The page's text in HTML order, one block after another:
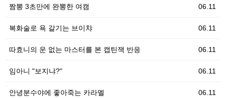
06.11
짬뽕 3초만에 완뽕한 여캠
06.11
복화술로 욕 갈기는 브이챠
06.11
따효니의 운 없는 마스터를 본 캡틴잭 반응
06.11
임아니 "보지냐?"
06.11
안녕분수야에 좋아죽는 카라멜